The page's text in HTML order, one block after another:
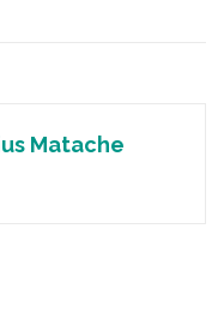
Matache